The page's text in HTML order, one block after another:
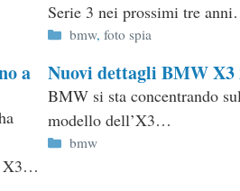
Serie 3 nei prossimi tre
Categorie
bmw,foto spia
a
X3…
Nuovi dettagli BMW X3
BMW si sta concentrando
modello dell’X3…
Categorie
bmw